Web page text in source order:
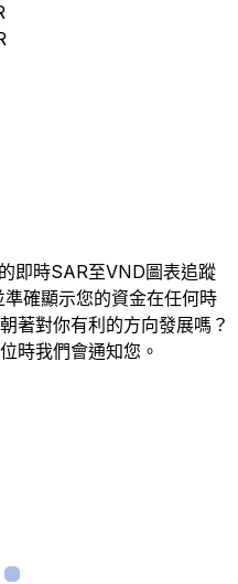
即時SAR至VND圖表追蹤
確顯示您的資金在任何時
著對你有利的方向發展嗎？
時我們會通知您。